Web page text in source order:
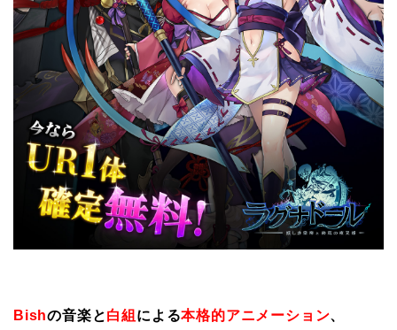
Bishの音楽と白組 による本格的アニメーション、